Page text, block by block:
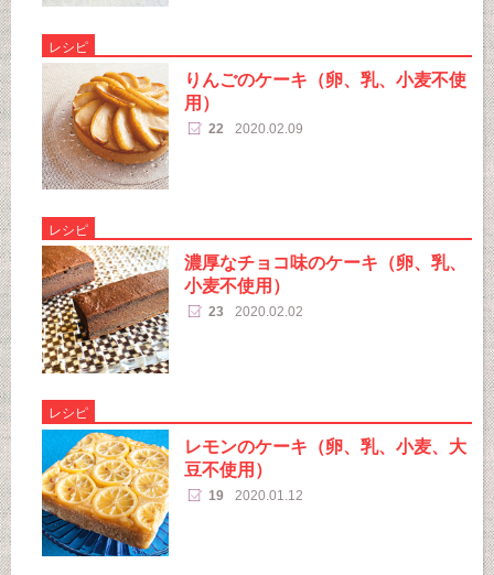
レシピ
りんごのケーキ（卵、乳、小麦不使
用）
22 2020.02.09
レシピ
濃厚なチョコ味のケーキ（卵、乳、
小麦不使用）
23 2020.02.02
レシピ
レモンのケーキ（卵、乳、小麦、大
豆不使用）
19 2020.01.12